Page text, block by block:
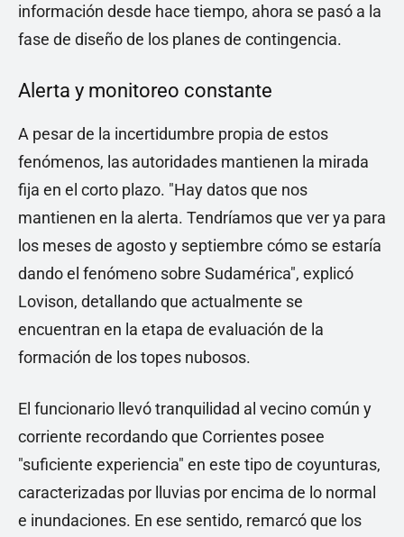
información desde hace tiempo, ahora se pasó a la
fase de diseño de los planes de contingencia.
Alerta y monitoreo constante
A pesar de la incertidumbre propia de estos
fenómenos, las autoridades mantienen la mirada
fija en el corto plazo. "Hay datos que nos
mantienen en la alerta. Tendríamos que ver ya para
los meses de agosto y septiembre cómo se estaría
dando el fenómeno sobre Sudamérica", explicó
Lovison, detallando que actualmente se
encuentran en la etapa de evaluación de la
formación de los topes nubosos.
El funcionario llevó tranquilidad al vecino común y
corriente recordando que Corrientes posee
"suficiente experiencia" en este tipo de coyunturas,
caracterizadas por lluvias por encima de lo normal
e inundaciones. En ese sentido, remarcó que los